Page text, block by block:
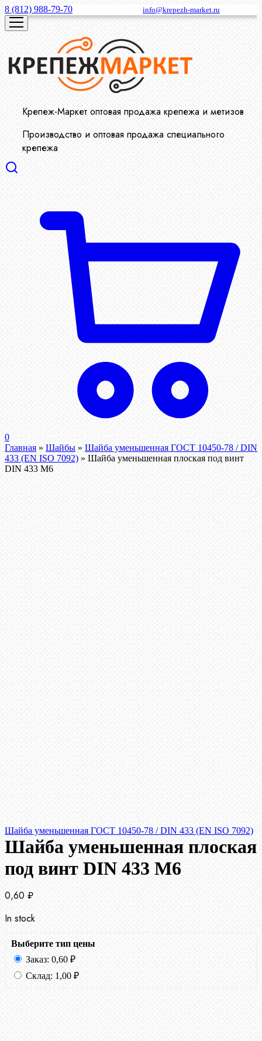
8 (812) 988-79-70 info@krepezh-market.ru
Крепеж-Маркет оптовая продажа крепежа и метизов
Производство и оптовая продажа специального
крепежа
0
Главная » Шайбы » Шайба уменьшенная ГОСТ 10450-78 / DIN
433 (EN ISO 7092) » Шайба уменьшенная плоская под винт
DIN 433 М6
Шайба уменьшенная ГОСТ 10450-78 / DIN 433 (EN ISO 7092)
Шайба уменьшенная плоская
под винт DIN 433 М6
0,60 ₽
In stock
Выберите тип цены
Заказ: 0,60 ₽
Склад: 1,00 ₽